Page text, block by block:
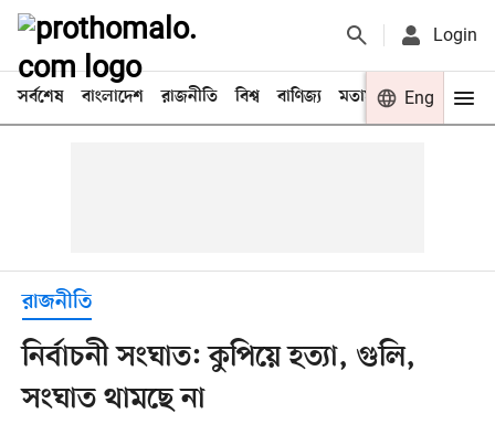
Login
সর্বশেষ বাংলাদেশ রাজনীতি বিশ্ব বাণিজ্য মতামত খেলা
Eng
রাজনীতি
নির্বাচনী সংঘাত: কুপিয়ে হত্যা, গুলি,
সংঘাত থামছে না